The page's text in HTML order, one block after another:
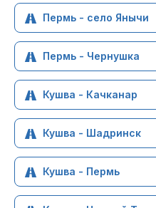
Пермь - село Янычи
Пермь - Чернушка
Кушва - Качканар
Кушва - Шадринск
Кушва - Пермь